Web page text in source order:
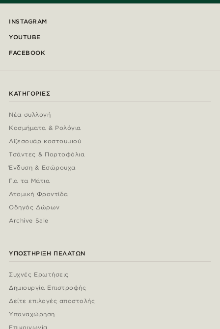
INSTAGRAM
YOUTUBE
FACEBOOK
ΚΑΤΗΓΟΡΊΕΣ
Νέα συλλογή
Κοσμήματα & Ρολόγια
Αξεσουάρ κοστουμιού
Τσάντες & Πορτοφόλια
Ένδυση & Εσώρουχα
Για τα Μάτια
Ατομική Φροντίδα
Οδηγός Δώρων
Archive Sale
ΥΠΟΣΤΉΡΙΞΗ ΠΕΛΑΤΏΝ
Συχνές Ερωτήσεις
Δημιουργία Επιστροφής
Δείτε επιλογές αποστολής
Υπαναχώρηση
Επικοινωνία